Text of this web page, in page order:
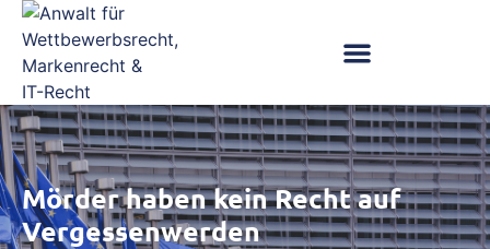
Mörder haben kein Recht auf
Vergessenwerden